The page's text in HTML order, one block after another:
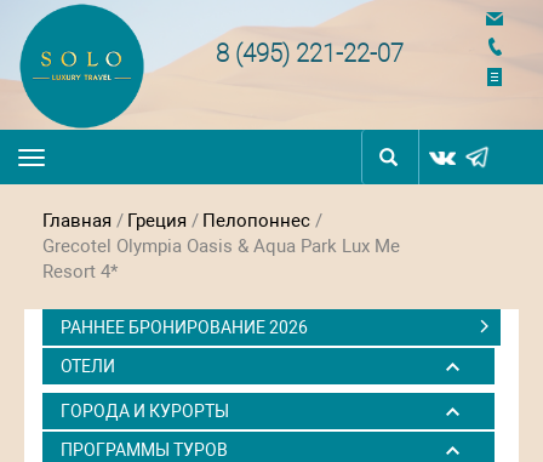
8 (495) 221-22-07
Toggle
navigation
Главная / Греция / Пелопоннес /
Grecotel Olympia Oasis & Aqua Park Lux Me
Resort 4*
РАННЕЕ БРОНИРОВАНИЕ 2026
ОТЕЛИ
ГОРОДА И КУРОРТЫ
ПРОГРАММЫ ТУРОВ